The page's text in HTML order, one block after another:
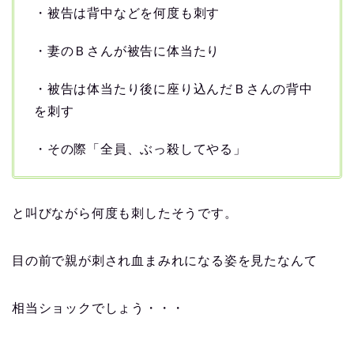
・被告は背中などを何度も刺す
・妻のＢさんが被告に体当たり
・被告は体当たり後に座り込んだＢさんの背中
を刺す
・その際「全員、ぶっ殺してやる」
と叫びながら何度も刺したそうです。
目の前で親が刺され血まみれになる姿を見たなんて
相当ショックでしょう・・・